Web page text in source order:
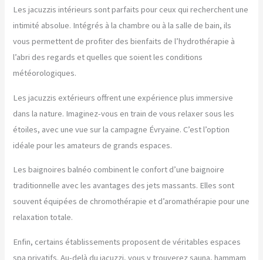
Les jacuzzis intérieurs sont parfaits pour ceux qui recherchent une
intimité absolue. Intégrés à la chambre ou à la salle de bain, ils
vous permettent de profiter des bienfaits de l’hydrothérapie à
l’abri des regards et quelles que soient les conditions
météorologiques.
Les jacuzzis extérieurs offrent une expérience plus immersive
dans la nature. Imaginez-vous en train de vous relaxer sous les
étoiles, avec une vue sur la campagne Évryaine. C’est l’option
idéale pour les amateurs de grands espaces.
Les baignoires balnéo combinent le confort d’une baignoire
traditionnelle avec les avantages des jets massants. Elles sont
souvent équipées de chromothérapie et d’aromathérapie pour une
relaxation totale.
Enfin, certains établissements proposent de véritables espaces
spa privatifs. Au-delà du jacuzzi, vous y trouverez sauna, hammam